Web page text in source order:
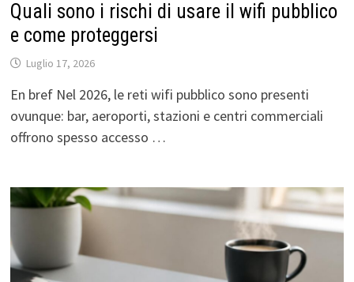
Quali sono i rischi di usare il wifi pubblico
e come proteggersi
Luglio 17, 2026
En bref Nel 2026, le reti wifi pubblico sono presenti
ovunque: bar, aeroporti, stazioni e centri commerciali
offrono spesso accesso …